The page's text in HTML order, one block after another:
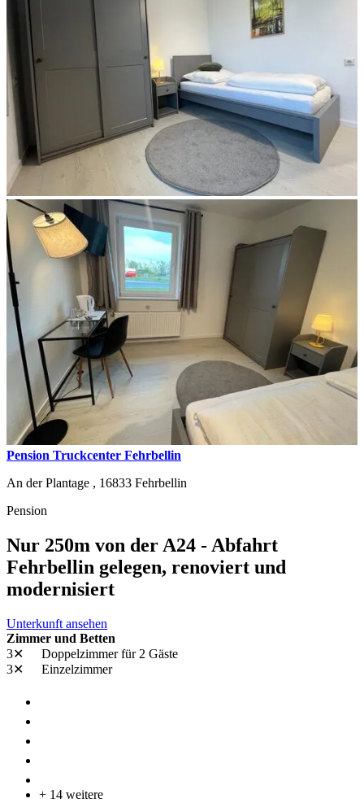
Pension Truckcenter Fehrbellin
An der Plantage , 16833 Fehrbellin
Pension
Nur 250m von der A24 - Abfahrt
Fehrbellin gelegen, renoviert und
modernisiert
Unterkunft ansehen
Zimmer und Betten
3✕
Doppelzimmerfür 2 Gäste
3✕
Einzelzimmer
+ 14 weitere